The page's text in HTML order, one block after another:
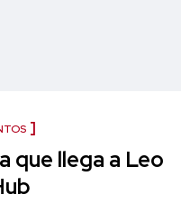
que llega a Leo